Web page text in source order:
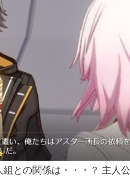
との関係は・・・？ 主人